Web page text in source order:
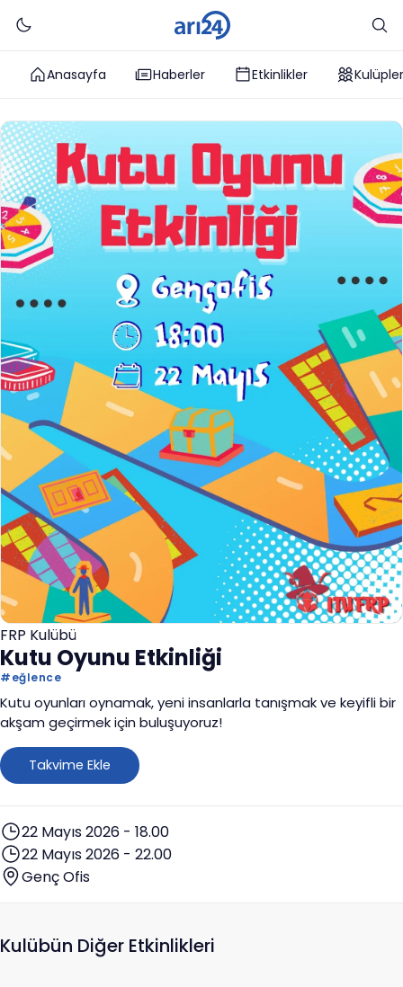
Anasayfa Haberler Etkinlikler Kulüpler
FRP Kulübü
Kutu Oyunu Etkinliği
#eğlence
Kutu oyunları oynamak, yeni insanlarla tanışmak ve keyifli bir
akşam geçirmek için buluşuyoruz!
Takvime Ekle
22 Mayıs 2026 - 18.00
22 Mayıs 2026 - 22.00
Genç Ofis
Kulübün Diğer Etkinlikleri